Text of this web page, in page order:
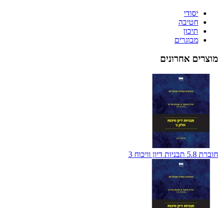
יסודי
חטיבה
תיכון
מבוגרים
מוצרים אחרונים
חוברת 5.8 תבניות דיון וויכוח 3